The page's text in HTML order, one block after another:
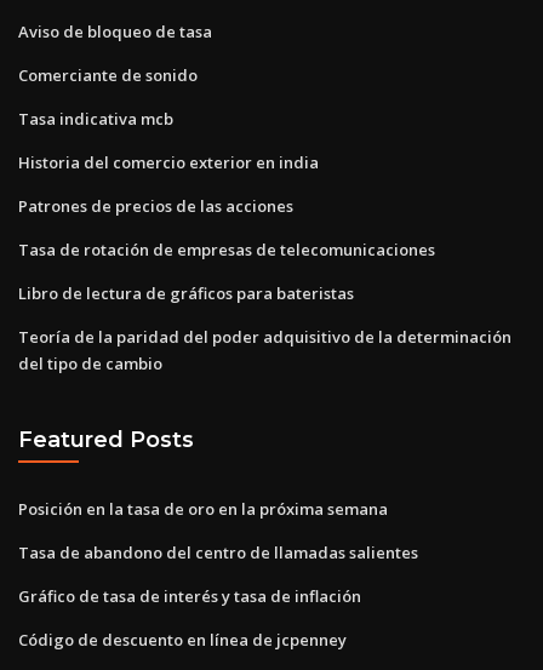
Aviso de bloqueo de tasa
Comerciante de sonido
Tasa indicativa mcb
Historia del comercio exterior en india
Patrones de precios de las acciones
Tasa de rotación de empresas de telecomunicaciones
Libro de lectura de gráficos para bateristas
Teoría de la paridad del poder adquisitivo de la determinación
del tipo de cambio
Featured Posts
Posición en la tasa de oro en la próxima semana
Tasa de abandono del centro de llamadas salientes
Gráfico de tasa de interés y tasa de inflación
Código de descuento en línea de jcpenney